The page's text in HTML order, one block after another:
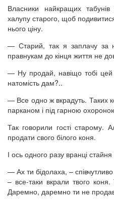
Власники найкращих
халупу старого, щоб
нього ціну.
— Старий, так я заплачу за
правнукам до кінця життя не
— Ну продай, навіщо тобі цей
натомість дам?..
— Все одно ж вкрадуть. Таких
парканом і під гарною
Так говорили гості старому.
продати свого білого коня.
І ось одного разу вранці
— Ах ти бідолаха, –
– все-таки вкрали твого
Даремно, даремно ти не